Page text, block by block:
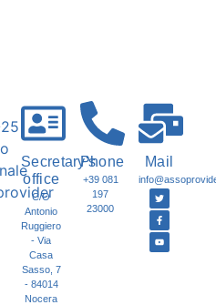
Secretary's
office
C/O
Antonio
Ruggiero
- Via
Casa
Sasso, 7
- 84014
Nocera
Phone
+39 081
197
23000
Mail